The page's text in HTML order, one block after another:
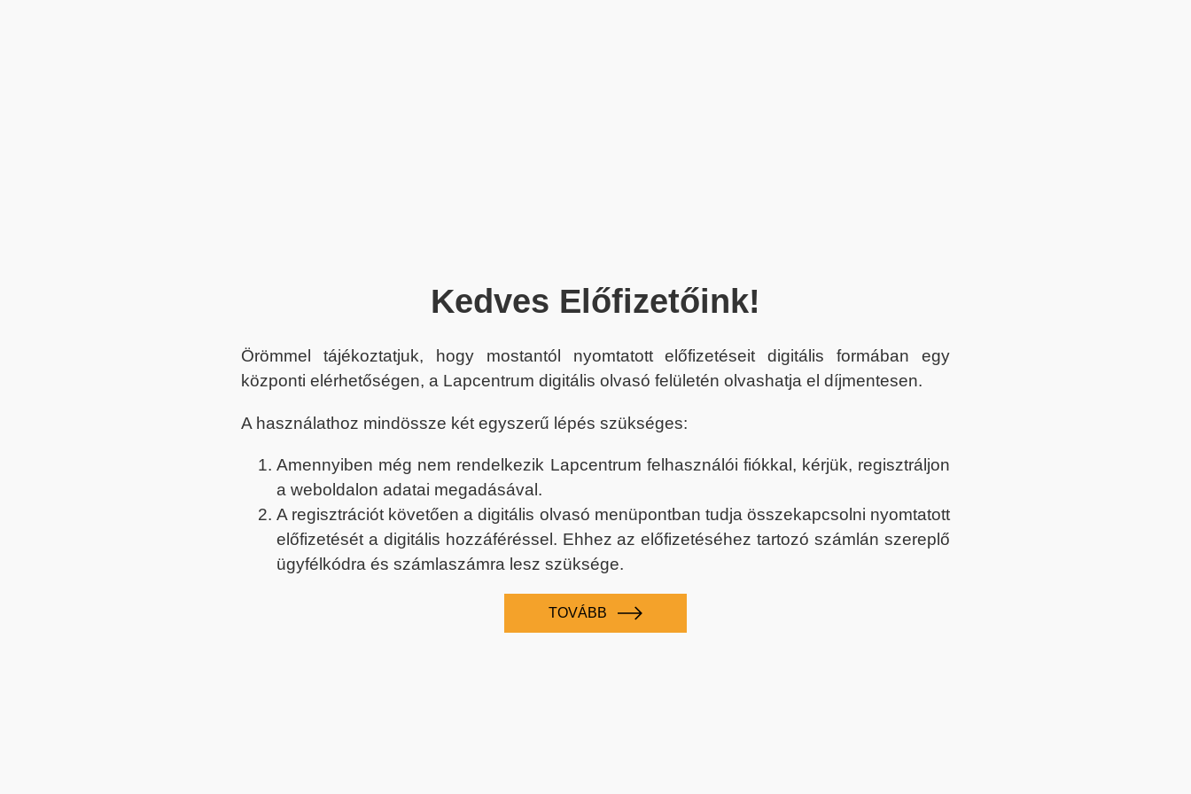
Kedves Előfizetőink!
Örömmel tájékoztatjuk, hogy mostantól nyomtatott előfizetéseit digitális formában egy
központi elérhetőségen, a Lapcentrum digitális olvasó felületén olvashatja el díjmentesen.
A használathoz mindössze két egyszerű lépés szükséges:
Amennyiben még nem rendelkezik Lapcentrum felhasználói fiókkal, kérjük, regisztráljon
a weboldalon adatai megadásával.
A regisztrációt követően a digitális olvasó menüpontban tudja összekapcsolni nyomtatott
előfizetését a digitális hozzáféréssel. Ehhez az előfizetéséhez tartozó számlán szereplő
ügyfélkódra és számlaszámra lesz szüksége.
TOVÁBB